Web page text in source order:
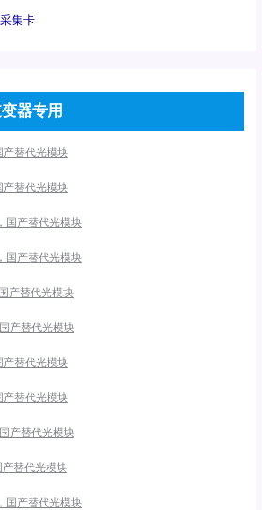
集卡
器专用
替代光模块
替代光模块
国产替代光模块
国产替代光模块
产替代光模块
产替代光模块
替代光模块
替代光模块
产替代光模块
替代光模块
国产替代光模块